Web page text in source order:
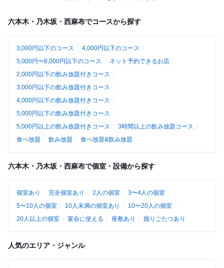
六本木・乃木坂・西麻布でコースから探す
3,000円以下のコース
4,000円以下のコース
5,000円〜8,000円以下のコース
ネット予約できるお店
2,000円以下の飲み放題付きコース
3,000円以下の飲み放題付きコース
4,000円以下の飲み放題付きコース
5,000円以下の飲み放題付きコース
5,000円以上の飲み放題付きコース
3時間以上の飲み放題コース
食べ放題
飲み放題 食べ放題&飲み放題
六本木・乃木坂・西麻布で個室・設備から探す
個室あり 完全個室あり 2人の個室
3〜4人の個室
5〜10人の個室
10人未満の個室あり
10〜20人の個室
20人以上の個室
宴会に使える 座敷あり 掘りごたつあり
人気のエリア・ジャンル